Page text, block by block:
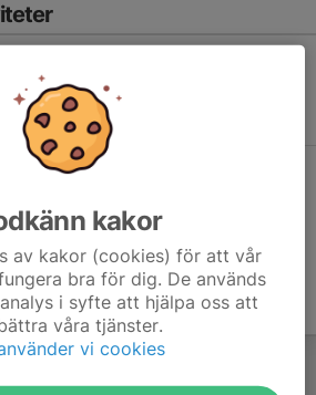
aktiviteter inbokade
kakor
av kakor (cookies) för att vår
bra för dig. De används
i syfte att hjälpa oss att
våra tjänster.
vi cookies